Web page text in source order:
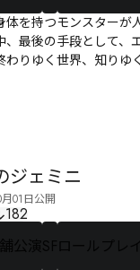
体を持つモンスターが
、最後の手段として、
わりゆく世界、知りゆ
ジェミニ
01日公開
182
公演SFロールプレ